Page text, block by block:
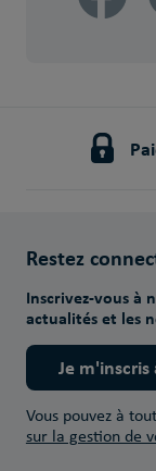
Restez
Inscrivez-vous à
actualités et les
Je
Vous pouvez à
sur la gestion de